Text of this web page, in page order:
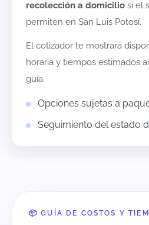
recolección a domicilio si el
permiten en San Luis Potosí.
El cotizador te mostrará
horaria y tiempos estimados
guía.
Opciones sujetas a
Seguimiento del estado
📦 GUÍA DE COSTOS Y